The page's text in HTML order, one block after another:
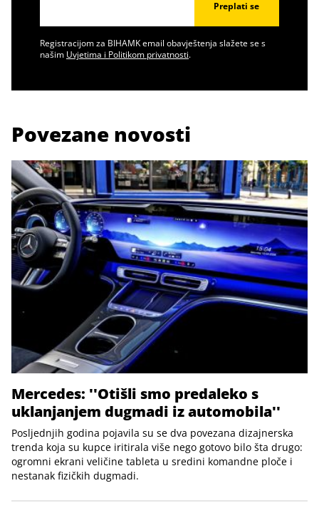
Preplati se
Registracijom za BIHAMK email obavještenja slažete se s
našim Uvjetima i Politikom privatnosti.
Povezane novosti
Mercedes: ''Otišli smo predaleko s
uklanjanjem dugmadi iz automobila''
Posljednjih godina pojavila su se dva povezana dizajnerska
trenda koja su kupce iritirala više nego gotovo bilo šta drugo:
ogromni ekrani veličine tableta u sredini komandne ploče i
nestanak fizičkih dugmadi.